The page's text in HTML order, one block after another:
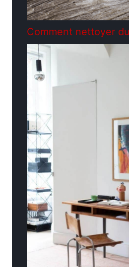
Comment nettoyer